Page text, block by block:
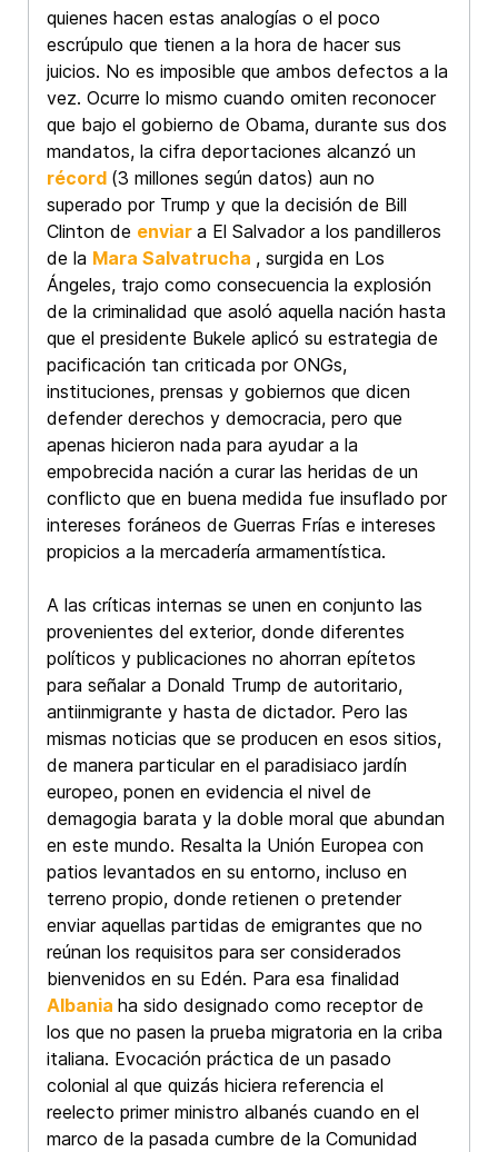
quienes hacen estas analogías o el poco
escrúpulo que tienen a la hora de hacer sus
juicios. No es imposible que ambos defectos a la
vez. Ocurre lo mismo cuando omiten reconocer
que bajo el gobierno de Obama, durante sus dos
mandatos, la cifra deportaciones alcanzó un
récord (3 millones según datos) aun no
superado por Trump y que la decisión de Bill
Clinton de enviar a El Salvador a los pandilleros
de la Mara Salvatrucha , surgida en Los
Ángeles, trajo como consecuencia la explosión
de la criminalidad que asoló aquella nación hasta
que el presidente Bukele aplicó su estrategia de
pacificación tan criticada por ONGs,
instituciones, prensas y gobiernos que dicen
defender derechos y democracia, pero que
apenas hicieron nada para ayudar a la
empobrecida nación a curar las heridas de un
conflicto que en buena medida fue insuflado por
intereses foráneos de Guerras Frías e intereses
propicios a la mercadería armamentística.
A las críticas internas se unen en conjunto las
provenientes del exterior, donde diferentes
políticos y publicaciones no ahorran epítetos
para señalar a Donald Trump de autoritario,
antiinmigrante y hasta de dictador. Pero las
mismas noticias que se producen en esos sitios,
de manera particular en el paradisiaco jardín
europeo, ponen en evidencia el nivel de
demagogia barata y la doble moral que abundan
en este mundo. Resalta la Unión Europea con
patios levantados en su entorno, incluso en
terreno propio, donde retienen o pretender
enviar aquellas partidas de emigrantes que no
reúnan los requisitos para ser considerados
bienvenidos en su Edén. Para esa finalidad
Albania ha sido designado como receptor de
los que no pasen la prueba migratoria en la criba
italiana. Evocación práctica de un pasado
colonial al que quizás hiciera referencia el
reelecto primer ministro albanés cuando en el
marco de la pasada cumbre de la Comunidad